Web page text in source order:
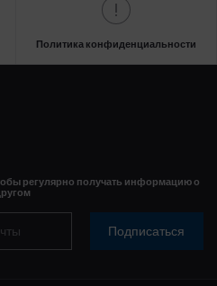
Политика конфиденциальности
регулярно получать информацию о
Подписаться